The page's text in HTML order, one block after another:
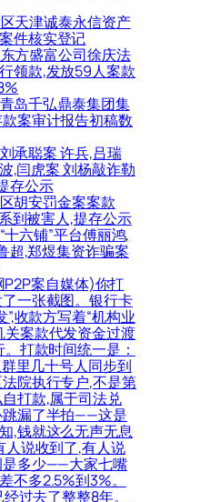
天津诚泰永信资产
件核实登记
方盛富公司徐庆法
领款,发放59人案款
岛千弘鼎泰集团集
案审计报告初稿数
承聪案 许兵,吕瑞
,闫虎案 刘杨敲诈勒
存公示
胡安罚金案案款
到被害人,提存公示
六铺”平台傅丽鸿,
超,郑煜集资诈骗案
案自媒体)你打
一张截图。银行卡
收款方写着“机构业
案款代发资金过渡
打款时间统一是：
里几十号人同步到
院执行专户,不是第
打款,属于司法兑
跳漏了半拍——这是
,钱就这么无声无息
人说收到了,有人说
是多少——大家七嘴
不多2.5%到3%。
过去了整整8年。